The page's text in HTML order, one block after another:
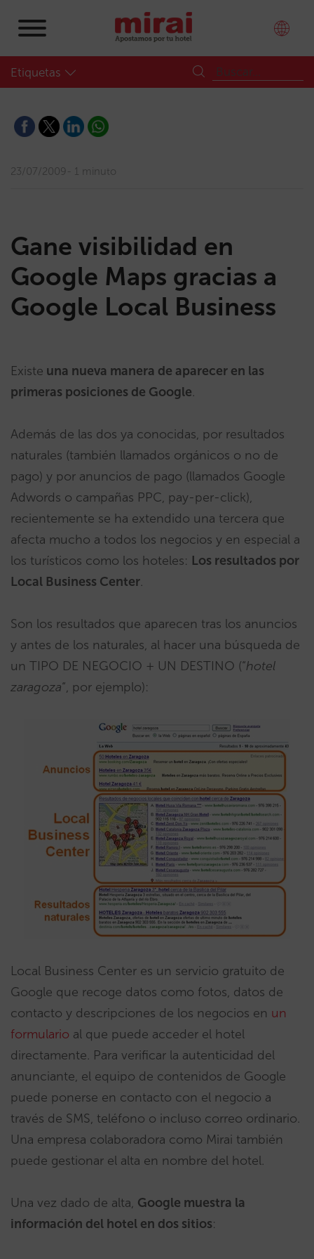
Etiquetas
23/07/2009 1 minuto
Gane visibilidad en
Google Maps gracias a
Google Local Business
Existe una nueva manera de aparecer en las
primeras posiciones de Google.
Además de las dos ya conocidas, por resultados
naturales (también llamados orgánicos o no de
pago) y por anuncios de pago (llamados Google
Adwords o campañas PPC, pay-per-click),
recientemente se ha extendido una tercera que
afecta mucho a todos los negocios y en especial a
los turísticos como los hoteles: Los resultados por
Local Business Center.
Son los resultados que aparecen tras los anuncios
y antes de los naturales, al hacer una búsqueda de
un TIPO DE NEGOCIO + UN DESTINO (“hotel
zaragoza“, por ejemplo):
Local Business Center es un servicio gratuito de
Google que recoge datos como fotos, datos de
contacto y descripciones de los negocios en un
formulario al que puede acceder el hotel
directamente. Para verificar la autenticidad del
anunciante, el equipo de contenidos de Google
puede ponerse en contacto con el negocio a
través de SMS, teléfono o incluso correo ordinario.
Una empresa colaboradora como Mirai también
puede gestionar el alta en nombre del hotel.
Una vez dado de alta, Google muestra la
información del hotel en dos sitios: